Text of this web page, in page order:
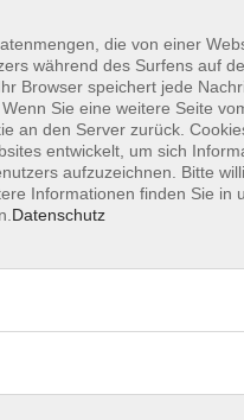
die von einer
während des Surfens auf
Browser speichert jede
Sie eine weitere Seite
an den Server zurück.
entwickelt, um sich
aufzuzeichnen. Bitte
Informationen finden Sie in
Datenschutz